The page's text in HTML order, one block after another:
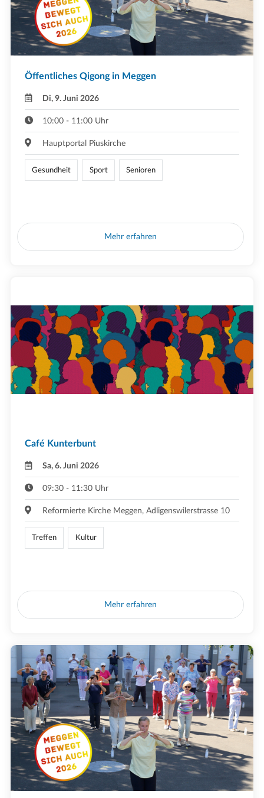
Öffentliches Qigong in Meggen
Di, 9. Juni 2026
10:00 - 11:00 Uhr
Hauptportal Piuskirche
Gesundheit Sport Senioren
Mehr erfahren
Café Kunterbunt
Sa, 6. Juni 2026
09:30 - 11:30 Uhr
Reformierte Kirche Meggen, Adligenswilerstrasse 10
Treffen Kultur
Mehr erfahren